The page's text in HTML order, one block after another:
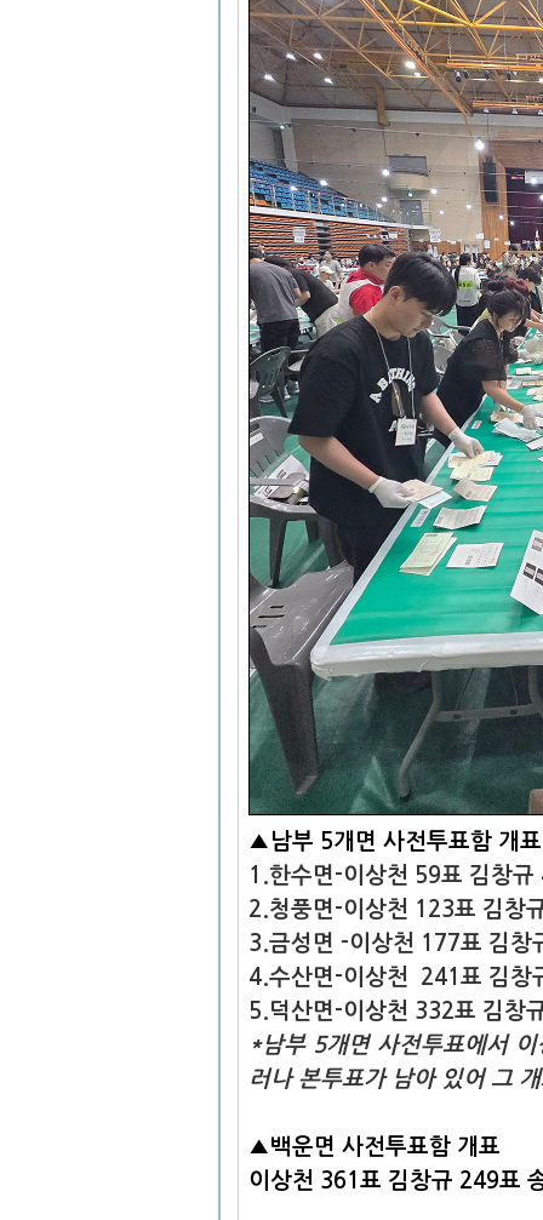
▲남부 5개면 사전투표함 개
1.한수면-이상천 59표 김창
2.청풍면-이상천 123표 김창
3.금성면 -이상천 177표 김창
4.수산면-이상천 241표 김창
5.덕산면-이상천 332표 김창
*남부 5개면 사전투표에서
러나 본투표가 남아 있어 그
▲백운면 사전투표함 개표
이상천 361표 김창규 249표